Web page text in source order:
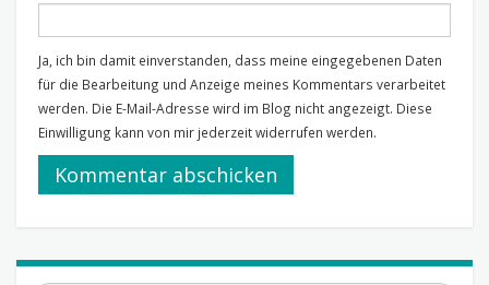
Ja, ich bin damit einverstanden, dass meine eingegebenen Daten
für die Bearbeitung und Anzeige meines Kommentars verarbeitet
werden. Die E-Mail-Adresse wird im Blog nicht angezeigt. Diese
Einwilligung kann von mir jederzeit widerrufen werden.